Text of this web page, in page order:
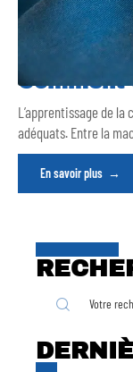
Comment
L’apprentissage de
adéquats. Entre la
En savoir plus